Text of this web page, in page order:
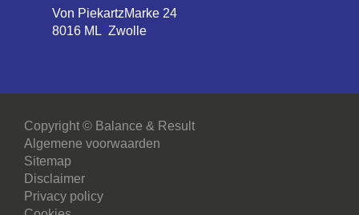
Von PiekartzMarke 24
8016 ML Zwolle
Copyright © Balance & Result
Algemene voorwaarden
Sitemap
Disclaimer
Privacy policy